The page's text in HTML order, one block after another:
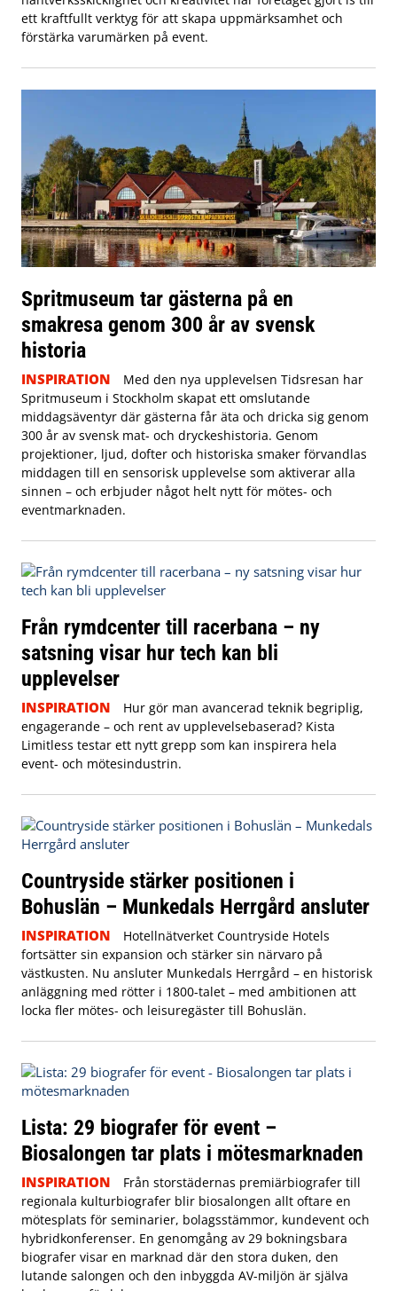
ett kraftfullt verktyg för att skapa uppmärksamhet och
förstärka varumärken på event.
Spritmuseum tar gästerna på en
smakresa genom 300 år av svensk
historia
INSPIRATION
Med den nya upplevelsen Tidsresan har
Spritmuseum i Stockholm skapat ett omslutande
middagsäventyr där gästerna får äta och dricka sig genom
300 år av svensk mat- och dryckeshistoria. Genom
projektioner, ljud, dofter och historiska smaker förvandlas
middagen till en sensorisk upplevelse som aktiverar alla
sinnen – och erbjuder något helt nytt för mötes- och
eventmarknaden.
Från rymdcenter till racerbana – ny
satsning visar hur tech kan bli
upplevelser
INSPIRATION
Hur gör man avancerad teknik begriplig,
engagerande – och rent av upplevelsebaserad? Kista
Limitless testar ett nytt grepp som kan inspirera hela
event- och mötesindustrin.
Countryside stärker positionen i
Bohuslän – Munkedals Herrgård ansluter
INSPIRATION
Hotellnätverket Countryside Hotels
fortsätter sin expansion och stärker sin närvaro på
västkusten. Nu ansluter Munkedals Herrgård – en historisk
anläggning med rötter i 1800-talet – med ambitionen att
locka fler mötes- och leisuregäster till Bohuslän.
Lista: 29 biografer för event –
Biosalongen tar plats i mötesmarknaden
INSPIRATION
Från storstädernas premiärbiografer till
regionala kulturbiografer blir biosalongen allt oftare en
mötesplats för seminarier, bolagsstämmor, kundevent och
hybridkonferenser. En genomgång av 29 bokningsbara
biografer visar en marknad där den stora duken, den
lutande salongen och den inbyggda AV-miljön är själva